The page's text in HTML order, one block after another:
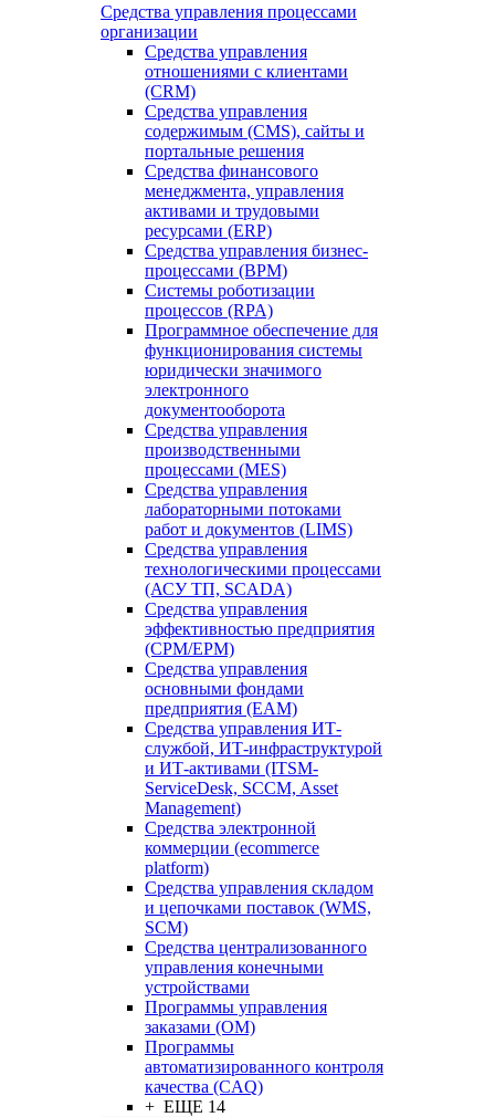
Средства управления процессами
организации
Средства управления
отношениями с клиентами
(CRM)
Средства управления
содержимым (CMS), сайты и
портальные решения
Средства финансового
менеджмента, управления
активами и трудовыми
ресурсами (ERP)
Средства управления бизнес-
процессами (BPM)
Системы роботизации
процессов (RPA)
Программное обеспечение для
функционирования системы
юридически значимого
электронного
документооборота
Средства управления
производственными
процессами (MES)
Средства управления
лабораторными потоками
работ и документов (LIMS)
Средства управления
технологическими процессами
(АСУ ТП, SCADA)
Средства управления
эффективностью предприятия
(CPM/EPM)
Средства управления
основными фондами
предприятия (EAM)
Средства управления ИТ-
службой, ИТ-инфраструктурой
и ИТ-активами (ITSM-
ServiceDesk, SCCM, Asset
Management)
Средства электронной
коммерции (ecommerce
platform)
Средства управления складом
и цепочками поставок (WMS,
SCM)
Средства централизованного
управления конечными
устройствами
Программы управления
заказами (OM)
Программы
автоматизированного контроля
качества (CAQ)
+ ЕЩЕ 14